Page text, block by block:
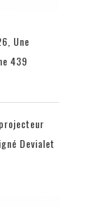
Une
439
Devialet